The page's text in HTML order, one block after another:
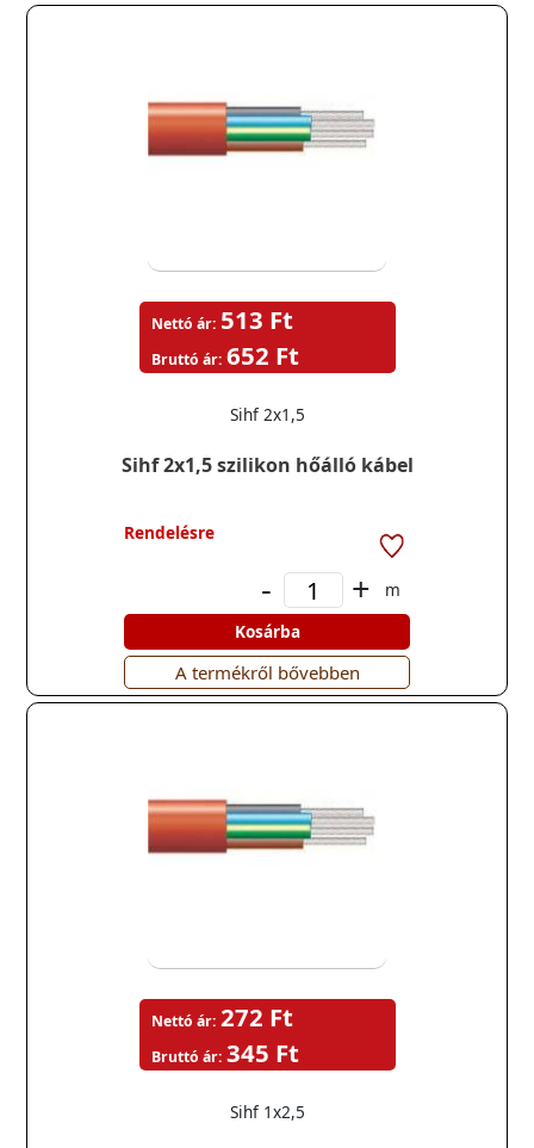
Sihf 2x1,5 szilikon hőálló kábel
Sihf 2x1,5
Nettó ár: 513 Ft
Bruttó ár: 652 Ft
Rendelésre
- +
m
Kosárba
A termékről bővebben
Sihf 1x2,5
Nettó ár: 272 Ft
Bruttó ár: 345 Ft